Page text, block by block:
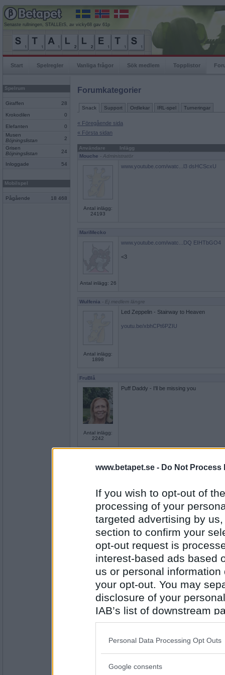
www.betapet.se - Do Not Process
If you wish to opt-out of
processing of your
targeted advertising by
section to confirm your
opt-out request is
interest-based ads based
us or personal
your opt-out. You may
disclosure of your
IAB’s list of downstream
also be disclosed by us
Downstream Participants
Please note that this
Personal Data Processing Opt Outs
Google consents
Senaste rullningen, STALLEtS, av vicky68 gav 61p
Start Spelregler Vanliga frågor Sök medlem Topplistor
Spelrum
Giraffen 28
Krokodilen 0
Elefanten
0
Musen
Böjningslistan
2
Grisen
Böjningslistan
24
Inloggade 54
Mobilspel
Pågående 18 468
Forumkategorier
Snack Support Ordlekar IRL-spel Turneringar
« Föregående sida
« Första sidan
Användare
Inlägg
Mouche - Administratör
Antal inlägg:
24193
www.youtube.com/watc...l3 dsHCScxU
MariMecko
Antal inlägg: 26
www.youtube.com/watc...DQ EIHTbGO4
<3
Wulfenia - Ej medlem längre
Antal inlägg:
1898
Led Zeppelin - Stairway to Heaven
youtu.be/xbhCPt6PZIU
FruBlå
Antal inlägg:
2242
Puff Daddy - I'll be missing you
Antal inlägg: 331
Sleepy Sun-Crave
Wulfenia- Ej medlem längre
Antal inlägg:
1898
Lady Gaga - Million Reasons
youtu.be/Z8lUW9SKquY
mistmaster
www.youtube.com/watc...Bm PrvpUpvo